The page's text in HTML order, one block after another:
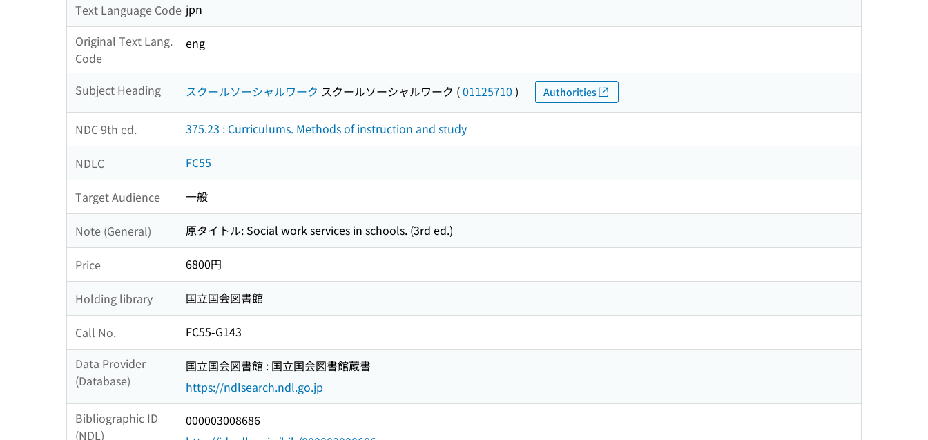
Text Language Code jpn
Original Text Lang.
Code
eng
Subject Heading スクールソーシャルワーク スクールソーシャルワーク (01125710 ) Authorities
NDC 9th ed. 375.23 : Curriculums. Methods of instruction and study
NDLC FC55
Target Audience 一般
Note (General) 原タイトル: Social work services in schools. (3rd ed.)
Price 6800円
Holding library 国立国会図書館
Call No.
FC55-G143
Data Provider
(Database)
国立国会図書館 : 国立国会図書館蔵書
https://ndlsearch.ndl.go.jp
Bibliographic ID
(NDL)
000003008686